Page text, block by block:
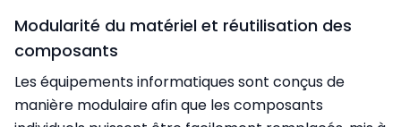
Modularité du matériel et réutilisation des
composants
Les équipements informatiques sont conçus de
manière modulaire afin que les composants